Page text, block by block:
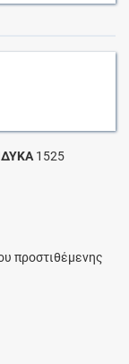
1525
προστιθέμενης